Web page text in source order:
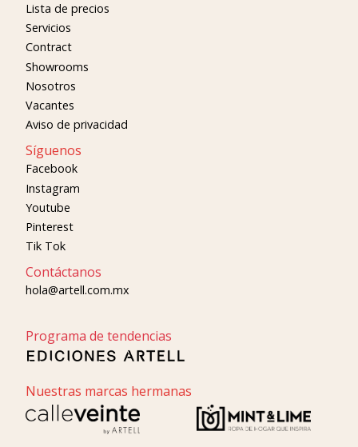
Lista de precios
Servicios
Contract
Showrooms
Nosotros
Vacantes
Aviso de privacidad
Síguenos
Facebook
Instagram
Youtube
Pinterest
Tik Tok
Contáctanos
hola@artell.com.mx
Programa de tendencias
Nuestras marcas hermanas